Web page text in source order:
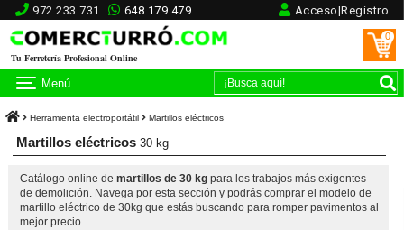
972 233 731 648 179 479 Acceso|Registro
Tu Ferretería Profesional Online
0
Menú
Herramienta electroportátil Martillos eléctricos
Martillos eléctricos 30 kg
Catálogo online de martillos de 30 kgpara los trabajos más exigentes
de demolición. Navega por esta sección y podrás comprar el modelo de
martillo eléctrico de 30kg que estás buscando para romper pavimentos al
mejor precio.